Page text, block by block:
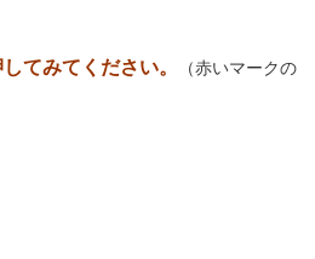
てみてください。 （赤いマークの